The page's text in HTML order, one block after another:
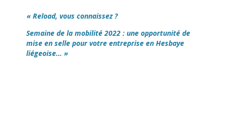
« Reload, vous connaissez ?
Semaine de la mobilité 2022 : une opportunité de
mise en selle pour votre entreprise en Hesbaye
liégeoise… »